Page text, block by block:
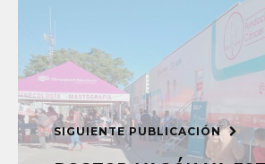
SIGUIENTE PUBLICACIÓN